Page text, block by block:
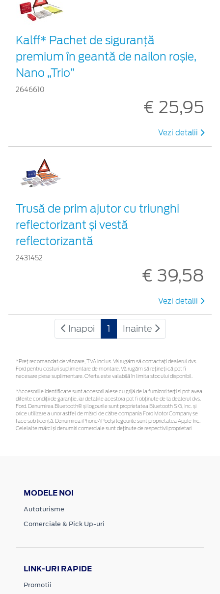
Kalff* Pachet de siguranţă
premium în geantă de nailon roșie,
Nano „Trio”
2646610
€ 25,95
Vezi detalii
Trusă de prim ajutor cu triunghi
reflectorizant și vestă
reflectorizantă
2431452
€ 39,58
Vezi detalii
Inapoi 1 Inainte
*Preţ recomandat de vânzare, TVA inclus. Vă rugăm să contactaţi dealerul dvs.
Ford pentru costuri suplimentare de montare. Vă rugăm să rețineți că pot fi
necesare piese suplimentare. Oferta este valabilă în limita stocului disponibil.
*Accesoriile identificate sunt accesorii alese cu grijă de la furnizori terți și pot avea
diferite condiții de garanție, iar detaliile acestora pot fi obținute de la dealerul dvs.
Ford. Denumirea Bluetooth® și logourile sunt proprietatea Bluetooth SIG, Inc. și
orice utilizare a unor astfel de mărci de către compania Ford Motor Company se
face sub licență. Denumirea iPhone/iPod și logourile sunt proprietatea Apple Inc.
Celelalte mărci și denumiri comerciale sunt deținute de respectivii proprietari
MODELE NOI
Autoturisme
Comerciale & Pick Up-uri
LINK-URI RAPIDE
Promotii